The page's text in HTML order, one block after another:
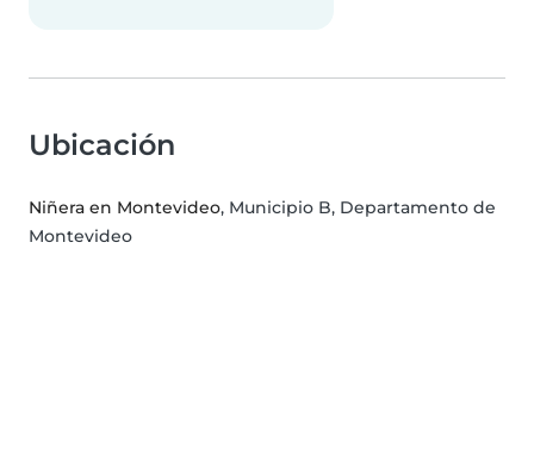
Ubicación
Niñera en Montevideo, Municipio B, Departamento de
Montevideo